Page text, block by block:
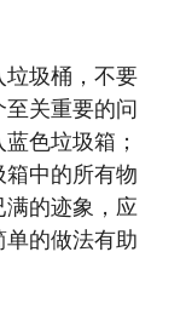
圾桶，不要
关重要的问
色垃圾箱；
中的所有物
的迹象，应
的做法有助